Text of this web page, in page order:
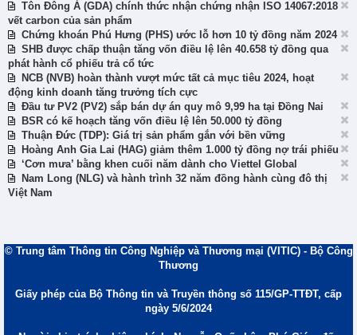
Tôn Đông Á (GDA) chính thức nhận chứng nhận ISO 14067:2018
vết carbon của sản phẩm
Chứng khoán Phú Hưng (PHS) ước lỗ hơn 10 tỷ đồng năm 2024
SHB được chấp thuận tăng vốn điều lệ lên 40.658 tỷ đồng qua
phát hành cổ phiếu trả cổ tức
NCB (NVB) hoàn thành vượt mức tất cả mục tiêu 2024, hoạt
động kinh doanh tăng trưởng tích cực
Đầu tư PV2 (PV2) sắp bán dự án quy mô 9,99 ha tại Đồng Nai
BSR có kế hoạch tăng vốn điều lệ lên 50.000 tỷ đồng
Thuận Đức (TDP): Giá trị sản phẩm gắn với bền vững
Hoàng Anh Gia Lai (HAG) giảm thêm 1.000 tỷ đồng nợ trái phiếu
‘Cơn mưa’ bằng khen cuối năm dành cho Viettel Global
Nam Long (NLG) và hành trình 32 năm đồng hành cùng đô thị
Việt Nam
© Trung tâm Thông tin Công Nghiệp và Thương mại (VITIC) - Bộ Công
Thương
Giấy phép của Bộ Thông tin và Truyền thông số 115/GP-TTĐT, cấp
ngày 5/6/2024